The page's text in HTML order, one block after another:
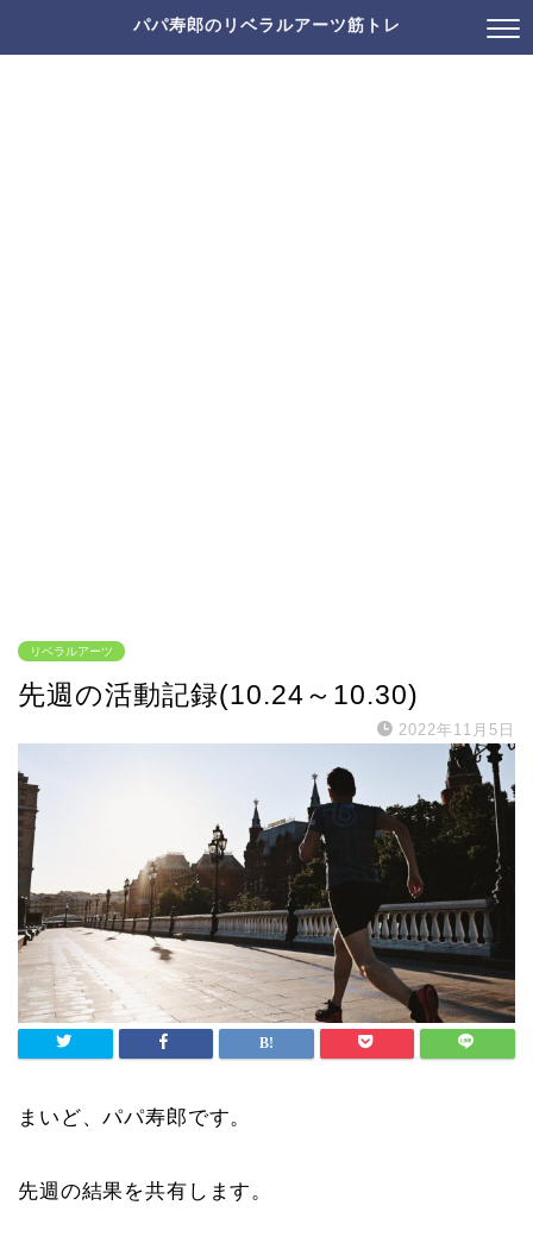
パパ寿郎のリベラルアーツ筋トレ
リベラルアーツ
先週の活動記録(10.24～10.30)
2022年11月5日
まいど、パパ寿郎です。
先週の結果を共有します。